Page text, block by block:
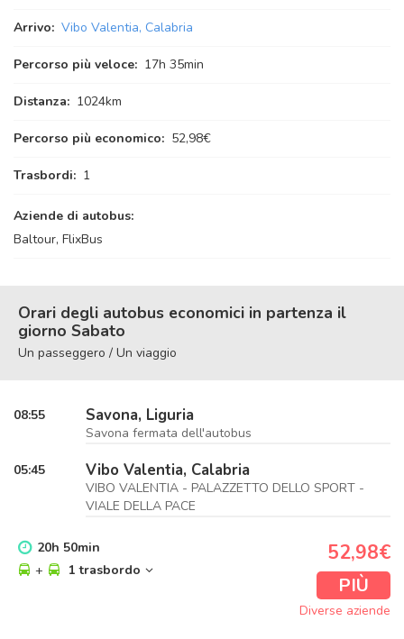
Arrivo: Vibo Valentia, Calabria
Percorso più veloce: 17h 35min
Distanza: 1024km
Percorso più economico: 52,98€
Trasbordi: 1
Aziende di autobus:
Baltour, FlixBus
Orari degli autobus economici in partenza il
giorno Sabato
Un passeggero / Un viaggio
08:55 Savona, Liguria
Savona fermata dell'autobus
05:45 Vibo Valentia, Calabria
VIBO VALENTIA - PALAZZETTO DELLO SPORT -
VIALE DELLA PACE
20h 50min
+
1 trasbordo
52,98€
PIÙ
Diverse aziende